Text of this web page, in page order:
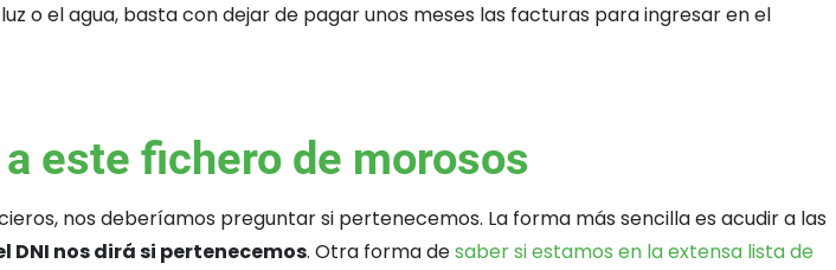
o el agua, basta con dejar de pagar unos meses las facturas para ingresar en el
este fichero de morosos
nos deberíamos preguntar si pertenecemos. La forma más sencilla es acudir a las
nos dirá si pertenecemos. Otra forma desaber si estamos en la extensa lista de